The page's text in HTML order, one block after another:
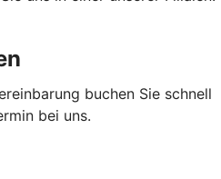
buchen Sie schnell
bei uns.